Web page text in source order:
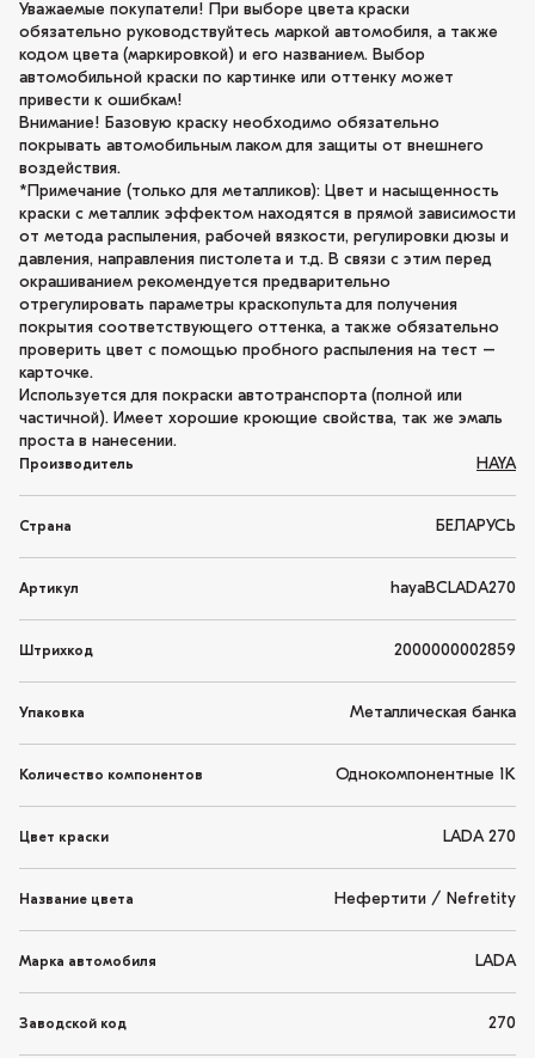
Уважаемые покупатели! При выборе цвета краски
обязательно руководствуйтесь маркой автомобиля, а также
кодом цвета (маркировкой) и его названием. Выбор
автомобильной краски по картинке или оттенку может
привести к ошибкам!
Внимание! Базовую краску необходимо обязательно
покрывать автомобильным лаком для защиты от внешнего
воздействия.
*Примечание (только для металликов): Цвет и насыщенность
краски с металлик эффектом находятся в прямой зависимости
от метода распыления, рабочей вязкости, регулировки дюзы и
давления, направления пистолета и т.д. В связи с этим перед
окрашиванием рекомендуется предварительно
отрегулировать параметры краскопульта для получения
покрытия соответствующего оттенка, а также обязательно
проверить цвет с помощью пробного распыления на тест –
карточке.
Используется для покраски автотранспорта (полной или
частичной). Имеет хорошие кроющие свойства, так же эмаль
проста в нанесении.
Производитель HAYA
Страна БЕЛАРУСЬ
Артикул hayaBCLADA270
Штрихкод 2000000002859
Упаковка Металлическая банка
Количество компонентов Однокомпонентные 1K
Цвет краски LADA 270
Название цвета Нефертити / Nefretity
Марка автомобиля LADA
Заводской код 270